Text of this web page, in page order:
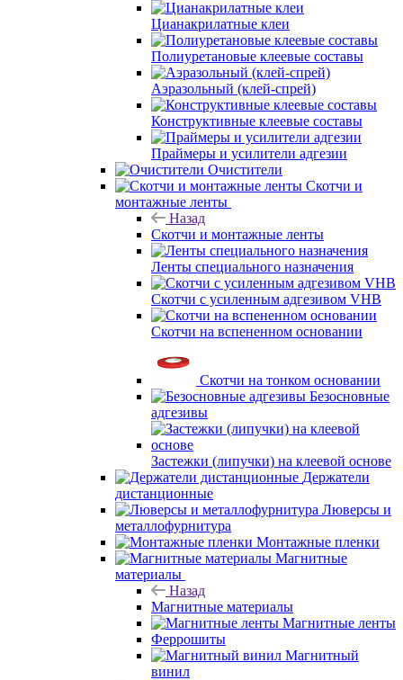
Цианакрилатные клеи
Полиуретановые клеевые составы
Аэразольный (клей-спрей)
Конструктивные клеевые составы
Праймеры и усилители адгезии
Очистители
Скотчи и
монтажные ленты
Назад
Скотчи и монтажные ленты
Ленты специального назначения
Скотчи с усиленным адгезивом VHB
Скотчи на вспененном основании
Скотчи на тонком основании
Безосновные
адгезивы
Застежки (липучки) на клеевой основе
Держатели
дистанционные
Люверсы и
металлофурнитура
Монтажные пленки
Магнитные
материалы
Назад
Магнитные материалы
Магнитные ленты
Феррошиты
Магнитный
винил